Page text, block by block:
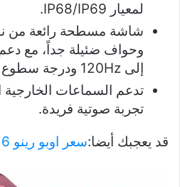
لمعيار IP68/IP69.
وحواف ضئيلة جداً، مع
إلى 120Hz ودرجة سطوع مرتفعة.
تدعم السماعات الخارجية
تجربة صوتية فريدة.
قد يعجبك أيضا:سعر اوبو رينو 6 في مصر 2026